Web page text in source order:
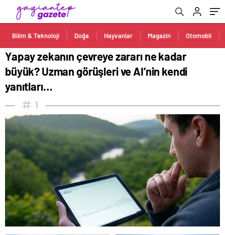
Bilim & Teknoloji Doğa Hayvanlar Magazin Otomobil
yanıtları…
Yapay zekanın çevreye zararı ne kadar
büyük? Uzman görüşleri ve AI’nin kendi
yanıtları…
1